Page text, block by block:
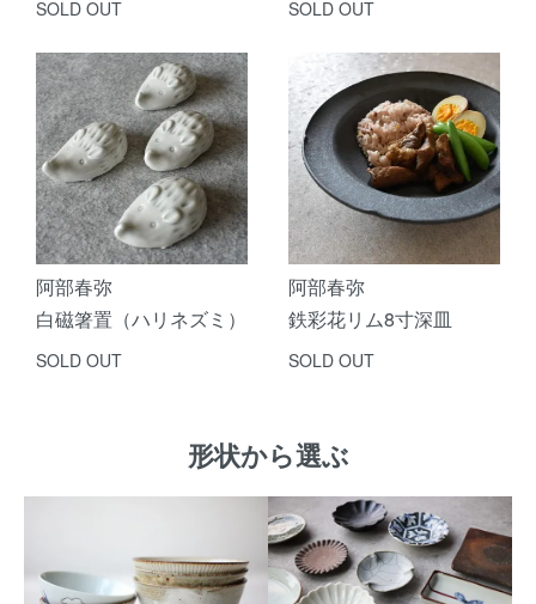
SOLD OUT SOLD OUT
阿部春弥
白磁箸置（ハリネズミ）
SOLD OUT
阿部春弥
鉄彩花リム8寸深皿
SOLD OUT
形状から選ぶ